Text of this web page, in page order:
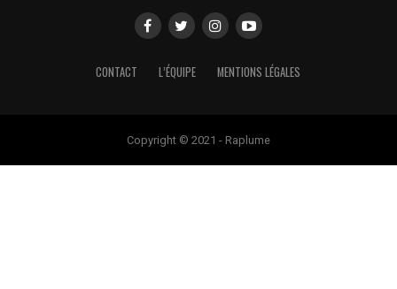
CONTACT L’ÉQUIPE MENTIONS LÉGALES
Copyright © 2021 - Raplume